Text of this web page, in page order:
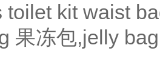
toilet kit waist
果冻包,jelly bag